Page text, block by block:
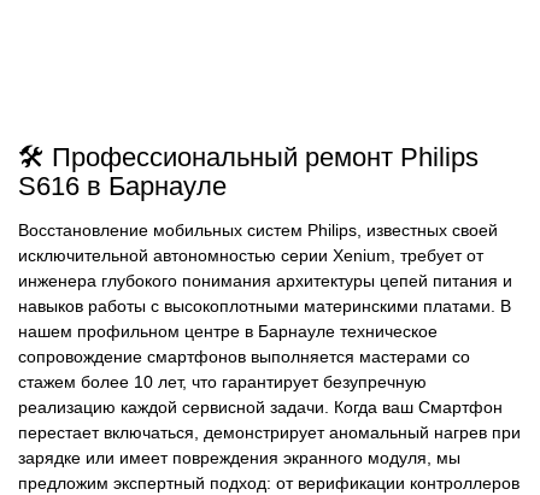
🛠️ Профессиональный ремонт Philips
S616 в Барнауле
Восстановление мобильных систем Philips, известных своей
исключительной автономностью серии Xenium, требует от
инженера глубокого понимания архитектуры цепей питания и
навыков работы с высокоплотными материнскими платами. В
нашем профильном центре в Барнауле техническое
сопровождение смартфонов выполняется мастерами со
стажем более 10 лет, что гарантирует безупречную
реализацию каждой сервисной задачи. Когда ваш Смартфон
перестает включаться, демонстрирует аномальный нагрев при
зарядке или имеет повреждения экранного модуля, мы
предложим экспертный подход: от верификации контроллеров